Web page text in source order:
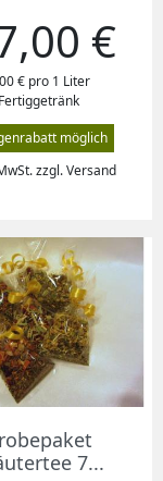
€
€ pro 1 Liter
Fertiggetränk
möglich
zzgl. Versand
7...